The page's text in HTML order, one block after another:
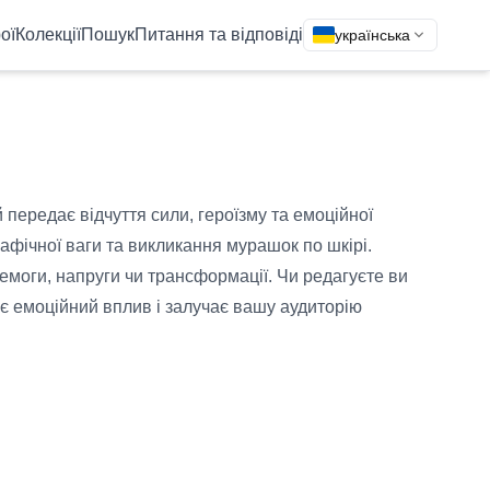
КолекціїПошукПитання та відповіді українська
відчуття сили, героїзму та емоційної
ваги та викликання мурашок по шкірі.
напруги чи трансформації. Чи редагуєте ви
емоційний вплив і залучає вашу аудиторію